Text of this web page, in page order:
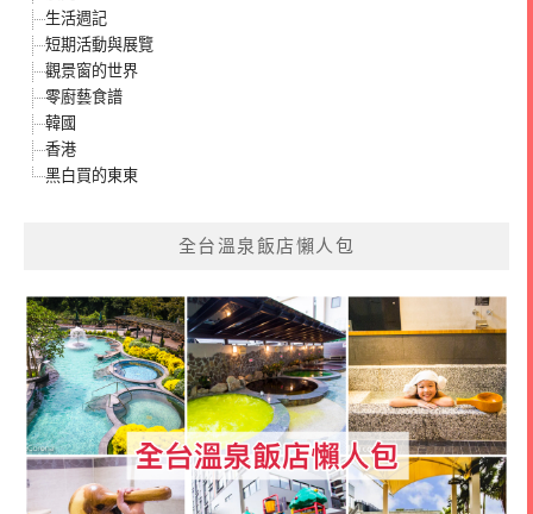
生活週記
短期活動與展覽
觀景窗的世界
零廚藝食譜
韓國
香港
黑白買的東東
全台溫泉飯店懶人包